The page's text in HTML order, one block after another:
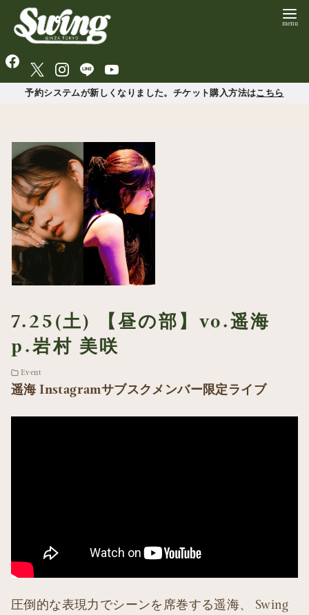
予約システムが新しくなりました。チケット購入方法はこちら
7.25(土) 【昼の部】vo.遥海
p.岩村 美咲
Event
遥海 Instagramサブスクメンバー限定ライブ
圧倒的な表現力でシーンを席巻する遥海、 Swing